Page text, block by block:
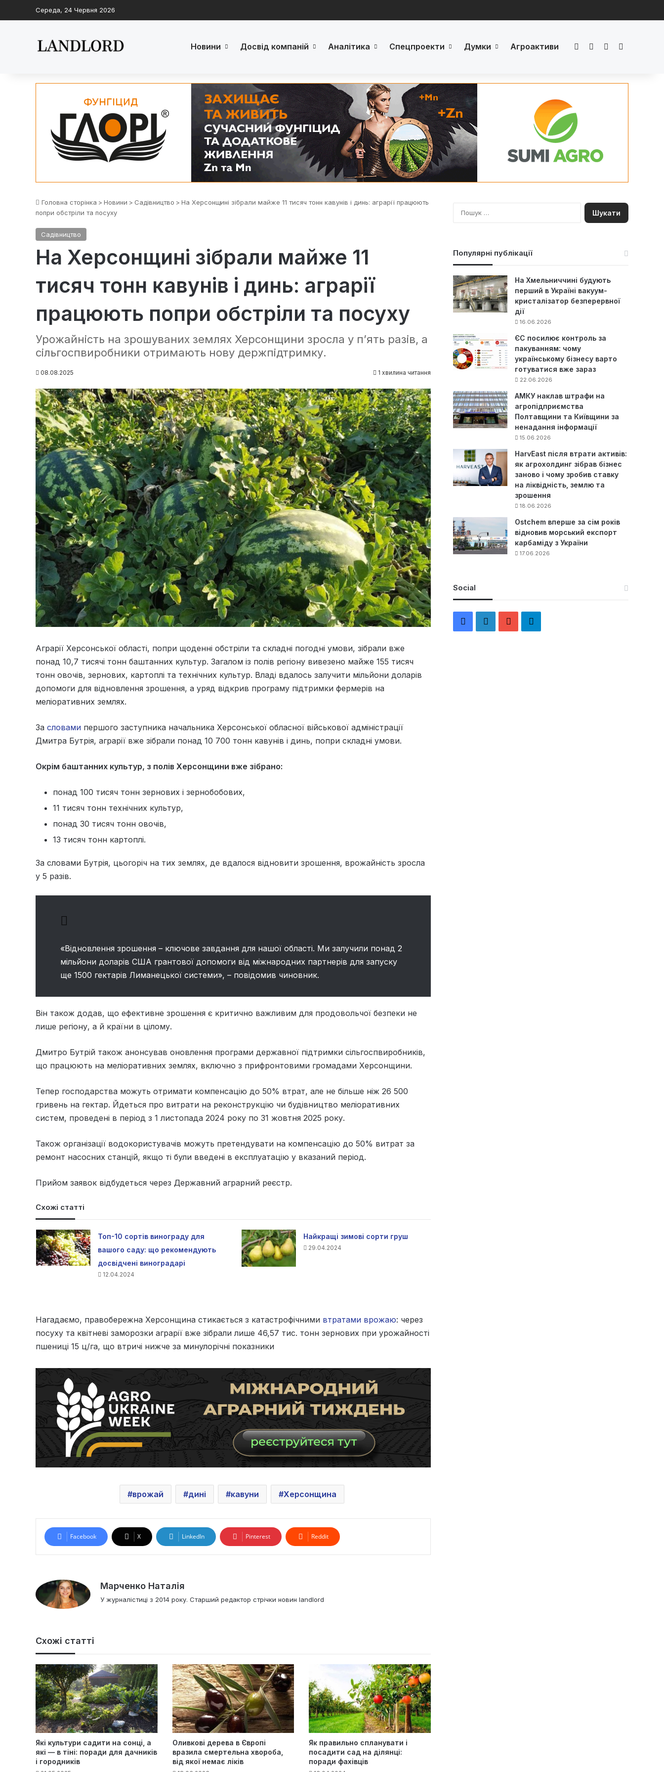
Середа, 24 Червня 2026
Новини Досвід компаній Аналітика Спецпроекти Думки Агроактиви FacebookLinkedInYouTube
Головна сторінка > Новини > Садівництво > На Херсонщині зібрали майже 11 тисяч тонн кавунів і динь: аграрії працюють
попри обстріли та посуху
Садівництво
На Херсонщині зібрали майже 11
тисяч тонн кавунів і динь: аграрії
працюють попри обстріли та посуху
Урожайність на зрошуваних землях Херсонщини зросла у п’ять разів, а
сільгоспвиробники отримають нову держпідтримку.
08.08.2025 1 хвилина читання
Аграрії Херсонської області, попри щоденні обстріли та складні погодні умови, зібрали вже
понад 10,7 тисячі тонн баштанних культур. Загалом із полів регіону вивезено майже 155 тисяч
тонн овочів, зернових, картоплі та технічних культур. Владі вдалось залучити мільйони доларів
допомоги для відновлення зрошення, а уряд відкрив програму підтримки фермерів на
меліоративних землях.
За словами першого заступника начальника Херсонської обласної військової адміністрації
Дмитра Бутрія, аграрії вже зібрали понад 10 700 тонн кавунів і динь, попри складні умови.
Окрім баштанних культур, з полів Херсонщини вже зібрано:
понад 100 тисяч тонн зернових і зернобобових,
11 тисяч тонн технічних культур,
понад 30 тисяч тонн овочів,
13 тисяч тонн картоплі.
За словами Бутрія, цьогоріч на тих землях, де вдалося відновити зрошення, врожайність зросла
у 5 разів.
«Відновлення зрошення – ключове завдання для нашої області. Ми залучили понад 2
мільйони доларів США грантової допомоги від міжнародних партнерів для запуску
ще 1500 гектарів Лиманецької системи», – повідомив чиновник.
Він також додав, що ефективне зрошення є критично важливим для продовольчої безпеки не
лише регіону, а й країни в цілому.
Дмитро Бутрій також анонсував оновлення програми державної підтримки сільгоспвиробників,
що працюють на меліоративних землях, включно з прифронтовими громадами Херсонщини.
Тепер господарства можуть отримати компенсацію до 50% втрат, але не більше ніж 26 500
гривень на гектар. Йдеться про витрати на реконструкцію чи будівництво меліоративних
систем, проведені в період з 1 листопада 2024 року по 31 жовтня 2025 року.
Також організації водокористувачів можуть претендувати на компенсацію до 50% витрат за
ремонт насосних станцій, якщо ті були введені в експлуатацію у вказаний період.
Прийом заявок відбудеться через Державний аграрний реєстр.
Схожі статті
Топ-10 сортів винограду для
вашого саду: що рекомендують
досвідчені виноградарі
12.04.2024
Найкращі зимові сорти груш
29.04.2024
Нагадаємо, правобережна Херсонщина стикається з катастрофічними втратами врожаю: через
посуху та квітневі заморозки аграрії вже зібрали лише 46,57 тис. тонн зернових при урожайності
пшениці 15 ц/га, що втричі нижче за минулорічні показники
врожай дині кавуни Херсонщина
Facebook X LinkedIn Pinterest Reddit
Марченко Наталія
У журналістиці з 2014 року. Старший редактор стрічки новин landlord
Схожі статті
Які культури садити на сонці, а
які — в тіні: поради для дачників
і городників
Оливкові дерева в Європі
вразила смертельна хвороба,
від якої немає ліків
Як правильно спланувати і
посадити сад на ділянці:
поради фахівців
П
о
Популярні публікації
На Хмельниччині будують
перший в Україні вакуум-
кристалізатор безперервної
дії
16.06.2026
ЄС посилює контроль за
пакуванням: чому
українському бізнесу варто
готуватися вже зараз
22.06.2026
АМКУ наклав штрафи на
агропідприємства
Полтавщини та Київщини за
ненадання інформації
15.06.2026
HarvEast після втрати активів:
як агрохолдинг зібрав бізнес
заново і чому зробив ставку
на ліквідність, землю та
зрошення
18.06.2026
Ostchem вперше за сім років
відновив морський експорт
карбаміду з України
17.06.2026
Social